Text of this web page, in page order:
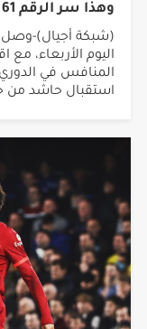
وهذا سر الرقم 61
(شبكة أجيال)-
اليوم الأربعاء،
المنافس في الدوري
استقبال حاشد من